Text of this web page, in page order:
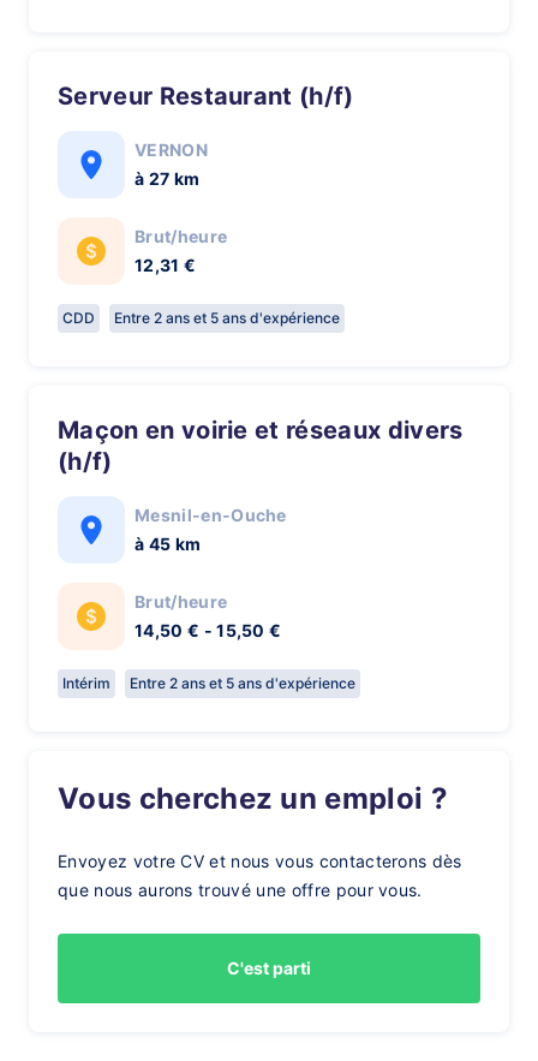
Serveur Restaurant (h/f)
VERNON
à 27 km
Brut/heure
12,31 €
CDD Entre 2 ans et 5 ans d'expérience
Maçon en voirie et réseaux divers
(h/f)
Mesnil-en-Ouche
à 45 km
Brut/heure
14,50 € - 15,50 €
Intérim Entre 2 ans et 5 ans d'expérience
Vous cherchez un emploi ?
Envoyez votre CV et nous vous contacterons dès
que nous aurons trouvé une offre pour vous.
C'est parti